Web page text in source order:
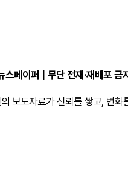
페이퍼 | 무단 전재·재배포 금
보도자료가 신뢰를 쌓고, 변화